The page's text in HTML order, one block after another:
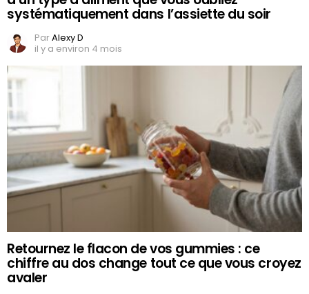
systématiquement dans l’assiette du soir
ParAlexy D
il y a environ 4 mois
Retournez le flacon de vos gummies : ce
chiffre au dos change tout ce que vous croyez
avaler